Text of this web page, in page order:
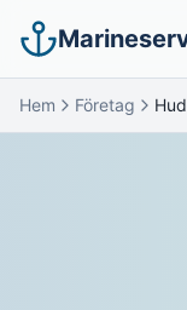
Hem Företag